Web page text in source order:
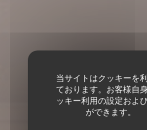
当サイトはクッキーを
ております。お客様自
ッキー利用の設定およ
ができます。